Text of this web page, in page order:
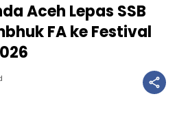
Aceh Lepas SSB
FA ke Festival